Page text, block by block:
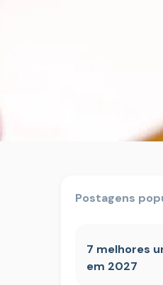
Postagens
7 melhores
em 2027